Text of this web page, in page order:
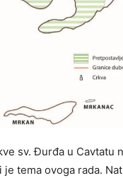
sv. Đurđa u Cavtatu
je tema ovoga rada.